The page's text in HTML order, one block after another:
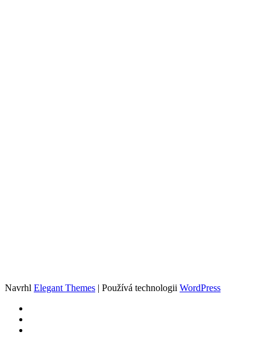
Navrhl Elegant Themes | Používá technologii WordPress